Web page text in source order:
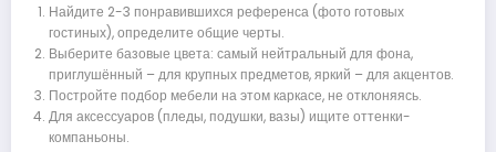
Найдите 2-3 понравившихся референса (фото готовых
гостиных), определите общие черты.
Выберите базовые цвета: самый нейтральный для фона,
приглушённый – для крупных предметов, яркий – для акцентов.
Постройте подбор мебели на этом каркасе, не отклоняясь.
Для аксессуаров (пледы, подушки, вазы) ищите оттенки-
компаньоны.